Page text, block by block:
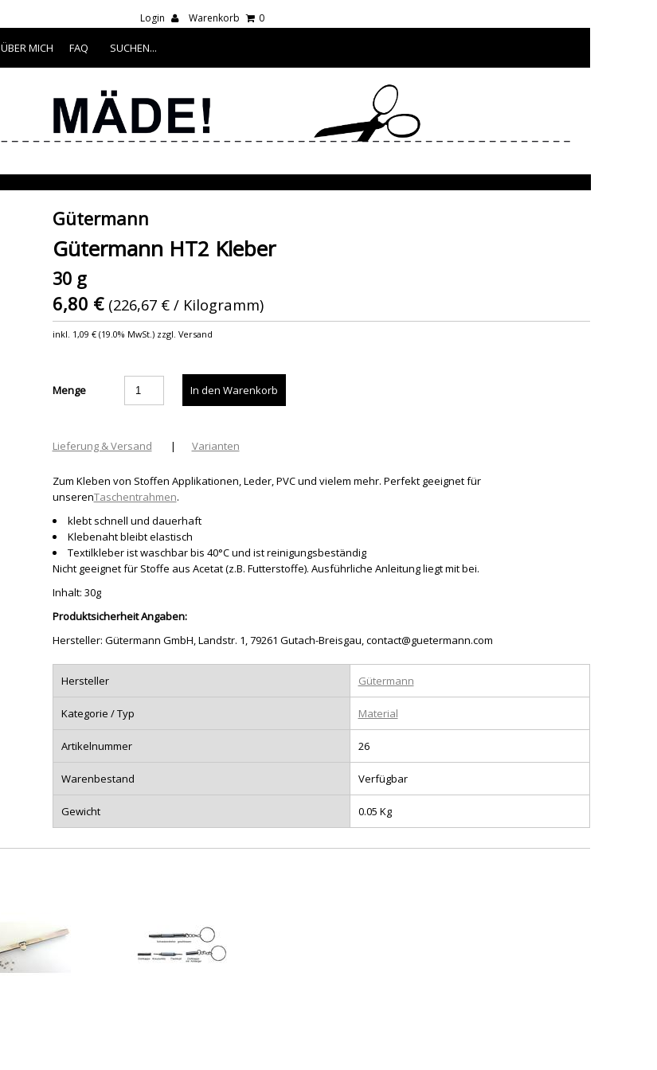
Login Warenkorb 0
ÜBER MICH FAQ
Gütermann
Gütermann HT2 Kleber
30 g
6,80 € (226,67 € / Kilogramm)
inkl. 1,09 €(19.0% MwSt.) zzgl. Versand
Menge
Lieferung & Versand | Varianten
Zum Kleben von Stoffen Applikationen, Leder, PVC und vielem mehr. Perfekt geeignet für
unserenTaschentrahmen.
klebt schnell und dauerhaft
Klebenaht bleibt elastisch
Textilkleber ist waschbar bis 40°C und ist reinigungsbeständig
Nicht geeignet für Stoffe aus Acetat (z.B. Futterstoffe). Ausführliche Anleitung liegt mit bei.
Inhalt: 30g
Produktsicherheit Angaben:
Hersteller: Gütermann GmbH, Landstr. 1, 79261 Gutach-Breisgau, contact@guetermann.com
Hersteller Gütermann
Kategorie / Typ Material
Artikelnummer 26
Warenbestand Verfügbar
Gewicht 0.05 Kg